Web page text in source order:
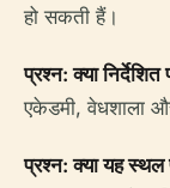
हो सकती हैं।
प्रश्न: क्या
एकेडमी, वेधशाला
प्रश्न: क्या यह स्थल